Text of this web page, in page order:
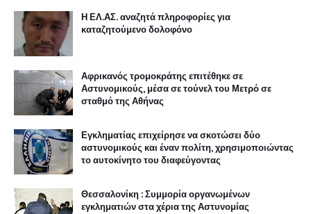
Η ΕΛ.ΑΣ. αναζητά πληροφορίες για
καταζητούμενο δολοφόνο
Αφρικανός τρομοκράτης επιτέθηκε σε
Αστυνομικούς, μέσα σε τούνελ του Μετρό σε
σταθμό της Αθήνας
Εγκληματίας επιχείρησε να σκοτώσει δύο
αστυνομικούς και έναν πολίτη, χρησιμοποιώντας
το αυτοκίνητο του διαφεύγοντας
Θεσσαλονίκη : Συμμορία οργανωμένων
εγκληματιών στα χέρια της Αστυνομίας